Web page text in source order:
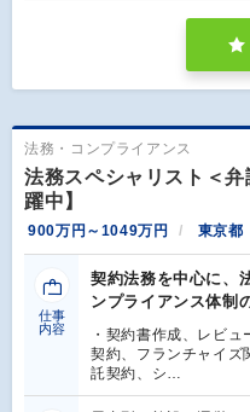
法務・コンプライアンス
法務スペシャリスト＜
躍中】
900万円～1049万円 東京都
仕事
内容
契約法務を中心に、
ンプライアンス体制
・契約書作成、レビ
契約、フランチャイズ
託契約、シ…